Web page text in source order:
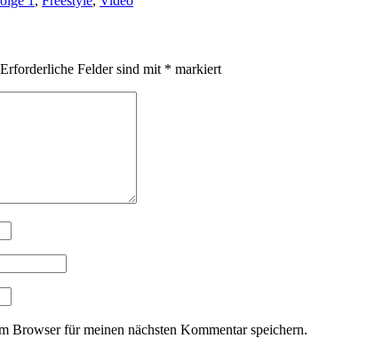
Erforderliche Felder sind mit * markiert
Browser für meinen nächsten Kommentar speichern.